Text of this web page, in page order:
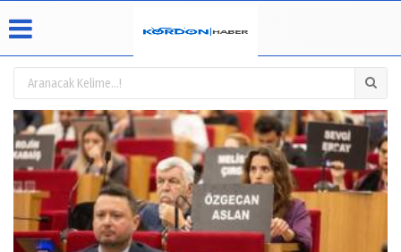
Üye Paneli
Haber
Arşivi
Hava
Durumu
Köşe
Yazarları
Video
Galeri
Foto
Galeri
Künye
İletişim
Çerez
Politikası
Gizlilik